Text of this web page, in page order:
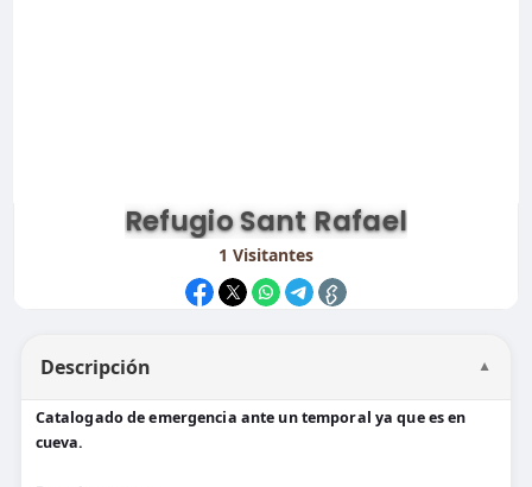
Refugio Sant Rafael
1 Visitantes
Descripción ▼
Catalogado de emergencia ante un temporal ya que es en
cueva.